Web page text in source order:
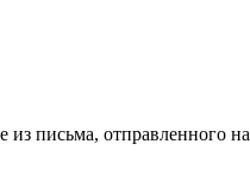
из письма, отправленного на